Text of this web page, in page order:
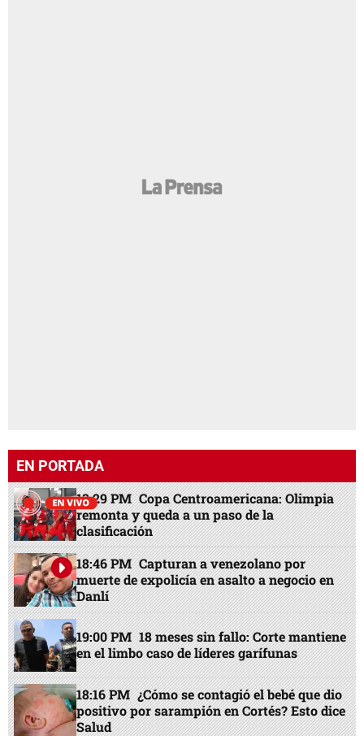
EN PORTADA
13:29 PM Copa Centroamericana: Olimpia
remonta y queda a un paso de la
clasificación
18:46 PM Capturan a venezolano por
muerte de expolicía en asalto a negocio en
Danlí
19:00 PM 18 meses sin fallo: Corte mantiene
en el limbo caso de líderes garífunas
18:16 PM ¿Cómo se contagió el bebé que dio
positivo por sarampión en Cortés? Esto dice
Salud